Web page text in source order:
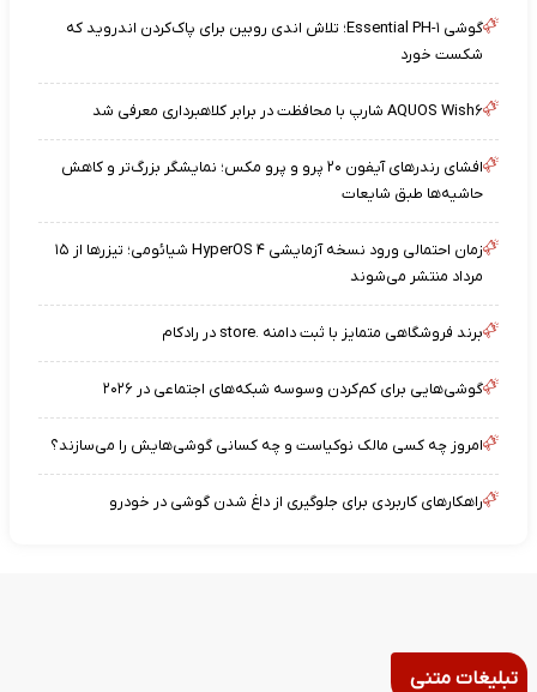
گوشی Essential PH-۱؛ تلاش اندی روبین برای پاک‌کردن اندروید که
شکست خورد
AQUOS Wish۶ شارپ با محافظت در برابر کلاهبرداری معرفی شد
افشای رندرهای آیفون ۲۰ پرو و پرو مکس؛ نمایشگر بزرگ‌تر و کاهش
حاشیه‌ها طبق شایعات
زمان احتمالی ورود نسخه آزمایشی HyperOS ۴ شیائومی؛ تیزرها از ۱۵
مرداد منتشر می‌شوند
برند فروشگاهی متمایز با ثبت دامنه .store در رادکام
گوشی‌هایی برای کم‌کردن وسوسه شبکه‌های اجتماعی در ۲۰۲۶
امروز چه کسی مالک نوکیاست و چه کسانی گوشی‌هایش را می‌سازند؟
راهکارهای کاربردی برای جلوگیری از داغ شدن گوشی در خودرو
تبلیغات متنی